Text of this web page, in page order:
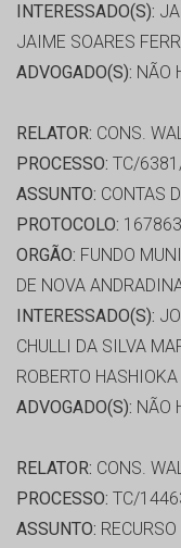
INTERESSADO(S):
JAIME SOARES
ADVOGADO(S): NÃO
RELATOR: CONS.
PROCESSO: TC/
ASSUNTO: CONTAS
PROTOCOLO:
ORGÃO: FUNDO
DE NOVA
INTERESSADO(S):
CHULLI DA SILVA
ROBERTO
ADVOGADO(S): NÃO
RELATOR: CONS.
PROCESSO: TC/
ASSUNTO: